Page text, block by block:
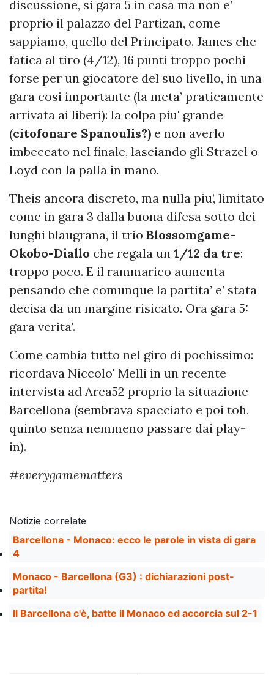
discussione, si gara 5 in casa ma non e’
proprio il palazzo del Partizan, come
sappiamo, quello del Principato. James che
fatica al tiro (4/12), 16 punti troppo pochi
forse per un giocatore del suo livello, in una
gara cosi importante (la meta’ praticamente
arrivata ai liberi): la colpa piu' grande
(citofonare Spanoulis?) e non averlo
imbeccato nel finale, lasciando gli Strazel o
Loyd con la palla in mano.
Theis ancora discreto, ma nulla piu’, limitato
come in gara 3 dalla buona difesa sotto dei
lunghi blaugrana, il trio Blossomgame-
Okobo-Diallo che regala un 1/12 da tre:
troppo poco. E il rammarico aumenta
pensando che comunque la partita’ e’ stata
decisa da un margine risicato. Ora gara 5:
gara verita'.
Come cambia tutto nel giro di pochissimo:
ricordava Niccolo' Melli in un recente
intervista ad Area52 proprio la situazione
Barcellona (sembrava spacciato e poi toh,
quinto senza nemmeno passare dai play-
in).
#everygamematters
Notizie correlate
Barcellona - Monaco: ecco le parole in vista di gara
4
Monaco - Barcellona (G3) : dichiarazioni post-
partita!
Il Barcellona c'è, batte il Monaco ed accorcia sul 2-1